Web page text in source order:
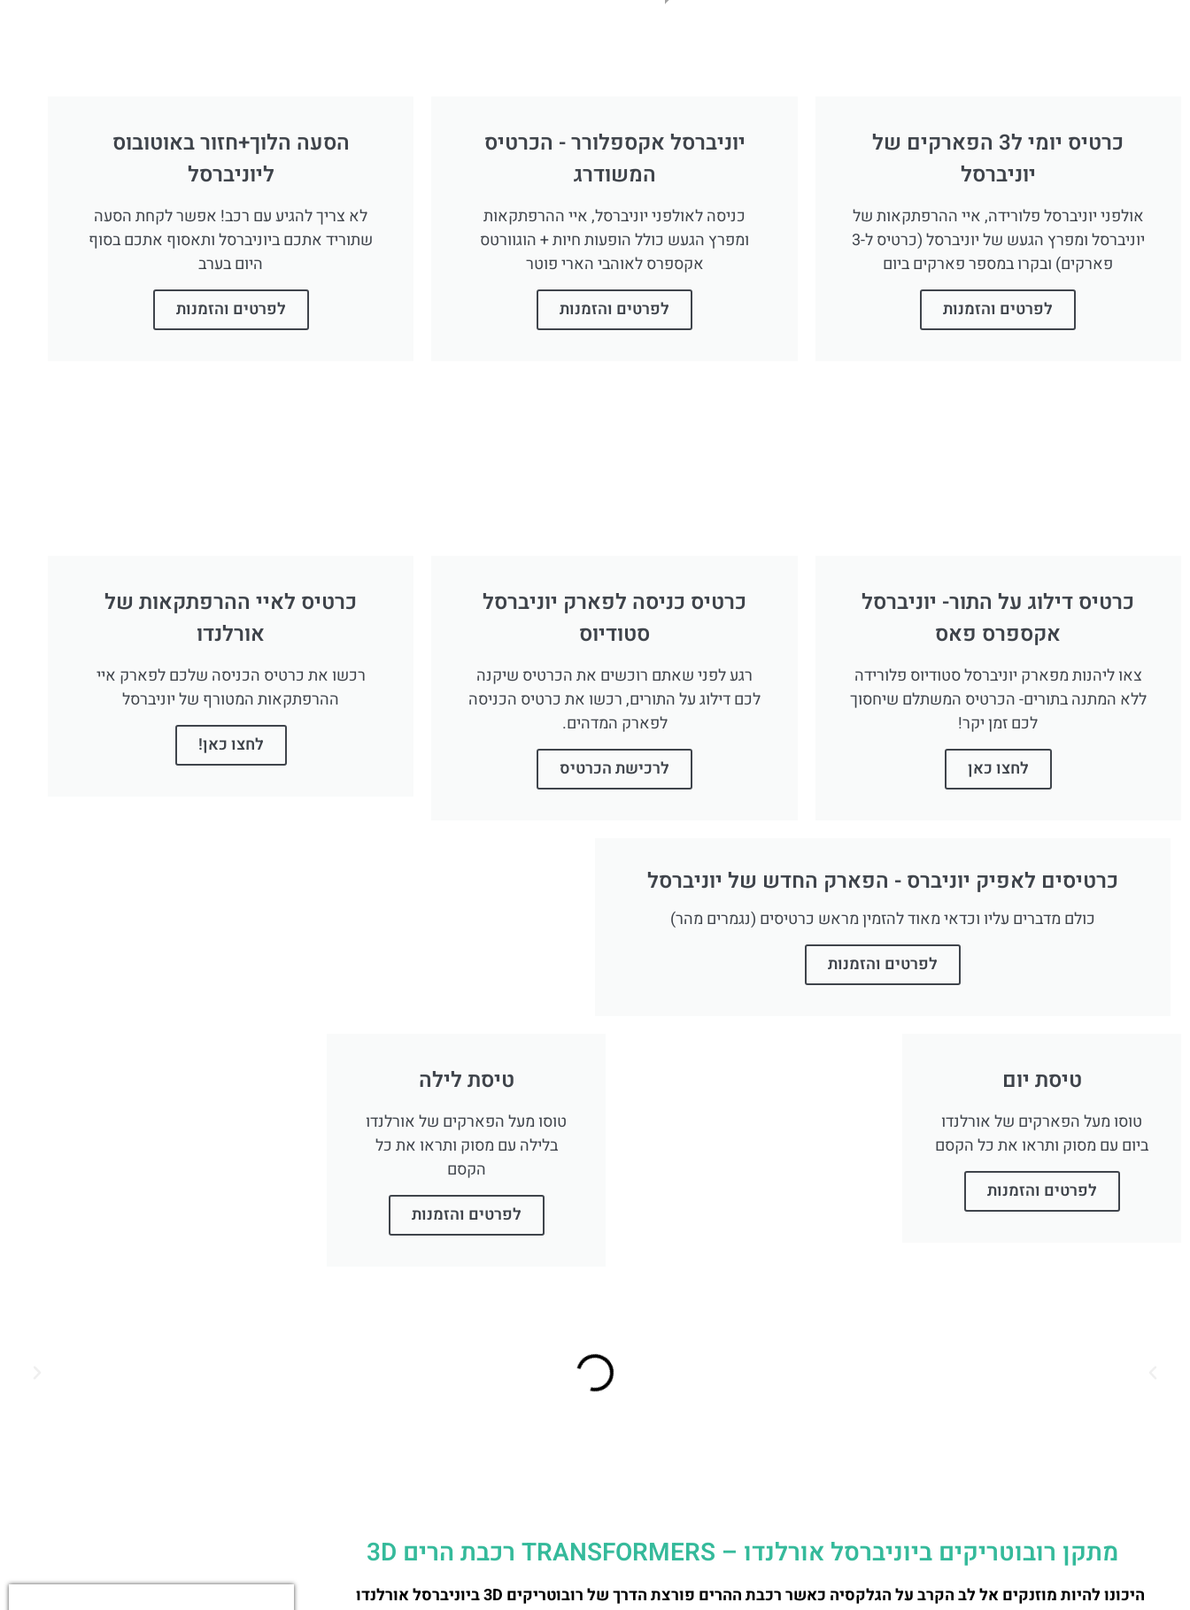
כרטיס יומי ל3 הפארקים של
יוניברסל
אולפני יוניברסל פלורידה, איי ההרפתקאות של
יוניברסל ומפרץ הגעש של יוניברסל (כרטיס ל-3
פארקים) ובקרו במספר פארקים ביום
לפרטים והזמנות
כרטיס דילוג על התור- יוניברסל
אקספרס פאס
צאו ליהנות מפארק יוניברסל סטודיוס פלורידה
ללא המתנה בתורים- הכרטיס המשתלם שיחסוך
לכם זמן יקר!
לחצו כאן
יוניברסל אקספלורר - הכרטיס
המשודרג
כניסה לאולפני יוניברסל, איי ההרפתקאות
ומפרץ הגעש כולל הופעות חיות + הוגוורטס
אקספרס לאוהבי הארי פוטר
לפרטים והזמנות
כרטיס כניסה לפארק יוניברסל
סטודיוס
רגע לפני שאתם רוכשים את הכרטיס שיקנה
לכם דילוג על התורים, רכשו את כרטיס הכניסה
לפארק המדהים.
לרכישת הכרטיס
הסעה הלוך+חזור באוטובוס
ליוניברסל
לא צריך להגיע עם רכב! אפשר לקחת הסעה
שתוריד אתכם ביוניברסל ותאסוף אתכם בסוף
היום בערב
לפרטים והזמנות
כרטיס לאיי ההרפתקאות של
אורלנדו
רכשו את כרטיס הכניסה שלכם לפארק איי
ההרפתקאות המטורף של יוניברסל
לחצו כאן!
כרטיסים לאפיק יוניברס - הפארק החדש של יוניברסל
כולם מדברים עליו וכדאי מאוד להזמין מראש כרטיסים (נגמרים מהר)
לפרטים והזמנות
טיסת יום
טוסו מעל הפארקים של אורלנדו
ביום עם מסוק ותראו את כל הקסם
לפרטים והזמנות
טיסת לילה
טוסו מעל הפארקים של אורלנדו
בלילה עם מסוק ותראו את כל
הקסם
לפרטים והזמנות
מתקן רובוטריקים ביוניברסל אורלנדו – TRANSFORMERS רכבת הרים 3D
היכונו להיות מוזנקים אל לב הקרב על הגלקסיה כאשר רכבת ההרים פורצת הדרך של רובוטריקים 3D ביוניברסל אורלנדו